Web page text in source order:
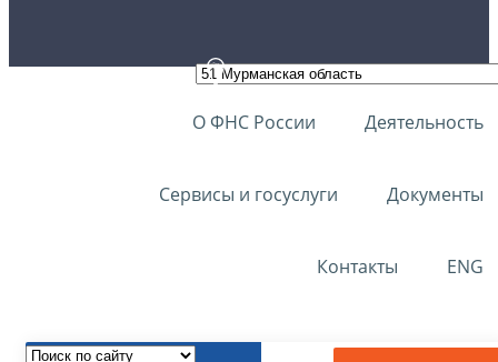
О ФНС России Деятельность
Сервисы и госуслуги Документы
Контакты ENG